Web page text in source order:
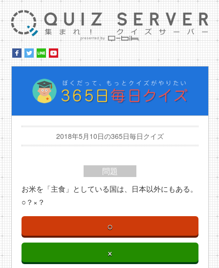
2018年5月10日の365日毎日クイズ
問題
お米を「主食」としている国は、日本以外にもある。
○？×？
○
×